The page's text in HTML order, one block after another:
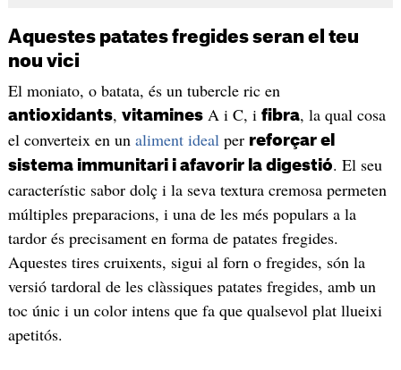
Aquestes patates fregides seran el teu
nou vici
El moniato, o batata, és un tubercle ric en
antioxidants, vitaminesA i C, i fibra, la qual cosa
el converteix en un aliment idealper reforçar el
sistema immunitari i afavorir la digestió. El seu
característic sabor dolç i la seva textura cremosa permeten
múltiples preparacions, i una de les més populars a la
tardor és precisament en forma de patates fregides.
Aquestes tires cruixents, sigui al forn o fregides, són la
versió tardoral de les clàssiques patates fregides, amb un
toc únic i un color intens que fa que qualsevol plat llueixi
apetitós.